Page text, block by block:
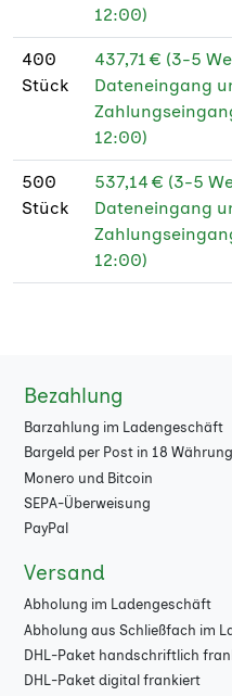
12:00)
400
Stück
437,71 € (3-5
Dateneingang
12:00)
500
Stück
537,14 € (3-5
Dateneingang
12:00)
Bezahlung
Barzahlung im Ladengeschäft
Bargeld per Post in 18
Monero und Bitcoin
SEPA-Überweisung
PayPal
Versand
Abholung im Ladengeschäft
Abholung aus Schließfach im
DHL-Paket handschriftlich
DHL-Paket digital frankiert